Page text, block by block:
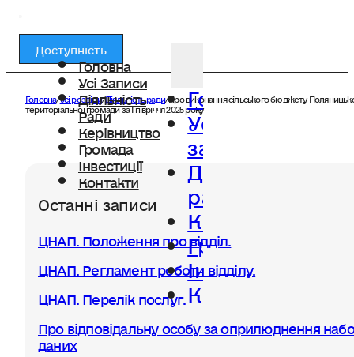
Головна
Усі Записи
Діяльність
Ради
Керівництво
Громада
Інвестиції
Контакти
Головна
Усі
записи
Діяльність
ради
Керівництво
Громада
Інвестиції
Контакти
Доступність
Головна/Усі розділи/Діяльність ради/Про виконання сільського бюджету
територіальної громади за І півріччя 2025 року
Останні записи
ЦНАП. Положення про відділ.
ЦНАП. Регламент роботи відділу.
ЦНАП. Перелік послуг.
Про відповідальну особу за оприлюднення
даних